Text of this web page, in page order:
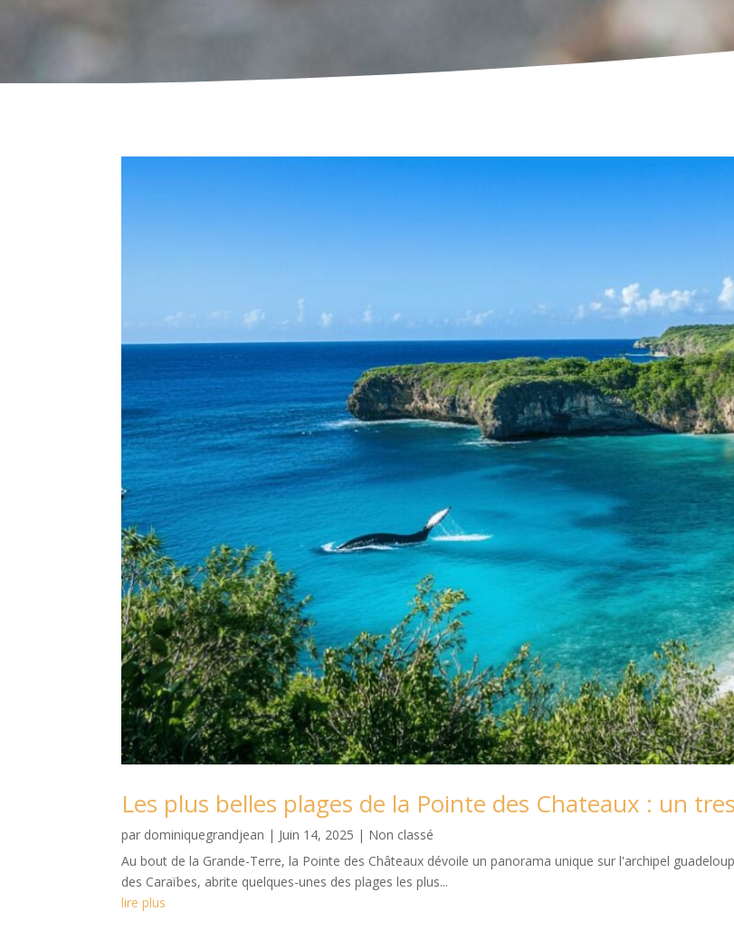
Les plus belles plages de la Pointe des Chateaux : un
par dominiquegrandjean | Juin 14, 2025 | Non classé
Au bout de la Grande-Terre, la Pointe des Châteaux dévoile un panorama unique sur l'archipel
des Caraïbes, abrite quelques-unes des plages les plus...
lire plus